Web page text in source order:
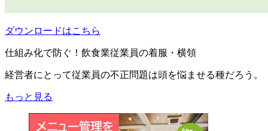
ダウンロードはこちら
仕組み化で防ぐ！飲食業従業員の着服・横領
経営者にとって従業員の不正問題は頭を悩ませる種だろう。
もっと見る